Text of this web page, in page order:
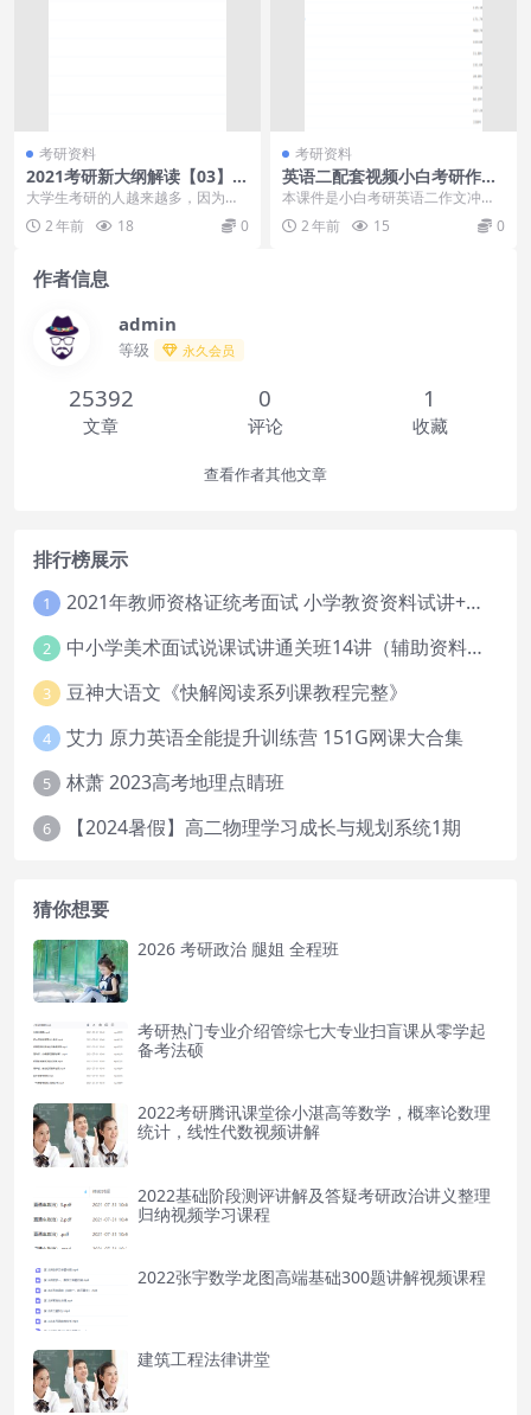
考研资料
2021考研新大纲解读【03】考
研数学大纲文件汇总万能复习
大学生考研的人越来越多，因为社
会更加需要高学历人才！2021考研
新大纲解读数学大...
2 年前 18 0
考研资料
英语二配套视频小白考研作文
冲刺特训营学习资源
本课件是小白考研英语二作文冲刺
特训配套视频学习课程，里面有很
全面的讲解视频资料，...
2 年前 15 0
作者信息
admin
等级 永久会员
25392
文章
0
评论
1
收藏
查看作者其他文章
排行榜展示
1 2021年教师资格证统考面试 小学教资资料试讲+答辩
2 中小学美术面试说课试讲通关班14讲（辅助资料第一套）
3 豆神大语文《快解阅读系列课教程完整》
4 艾力 原力英语全能提升训练营 151G网课大合集
5 林萧 2023高考地理点睛班
6 【2024暑假】高二物理学习成长与规划系统1期
猜你想要
2026 考研政治 腿姐 全程班
考研热门专业介绍管综七大专业扫盲课从零学起
备考法硕
2022考研腾讯课堂徐小湛高等数学，概率论数理
统计，线性代数视频讲解
2022基础阶段测评讲解及答疑考研政治讲义整理
归纳视频学习课程
2022张宇数学龙图高端基础300题讲解视频课程
建筑工程法律讲堂